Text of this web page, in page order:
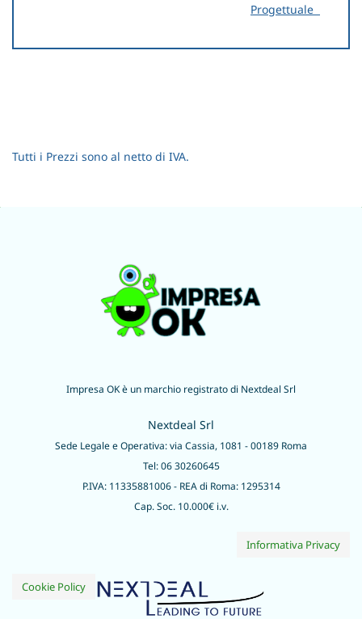
Progettuale
Tutti i Prezzi sono al netto di IVA.
Impresa OK è un marchio registrato di Nextdeal Srl
Nextdeal Srl
Sede Legale e Operativa: via Cassia, 1081 - 00189 Roma
Tel: 06 30260645
P.IVA: 11335881006 - REA di Roma: 1295314
Cap. Soc. 10.000€ i.v.
Informativa Privacy
Cookie Policy